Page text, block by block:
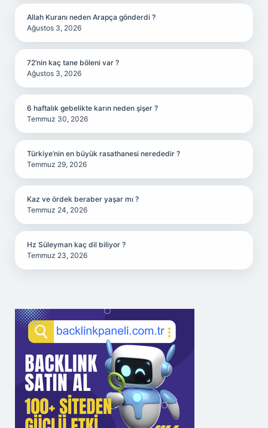
Allah Kuranı neden Arapça gönderdi ?
Ağustos 3, 2026
72’nin kaç tane böleni var ?
Ağustos 3, 2026
6 haftalık gebelikte karın neden şişer ?
Temmuz 30, 2026
Türkiye’nin en büyük rasathanesi nerededir ?
Temmuz 29, 2026
Kaz ve ördek beraber yaşar mı ?
Temmuz 24, 2026
Hz Süleyman kaç dil biliyor ?
Temmuz 23, 2026